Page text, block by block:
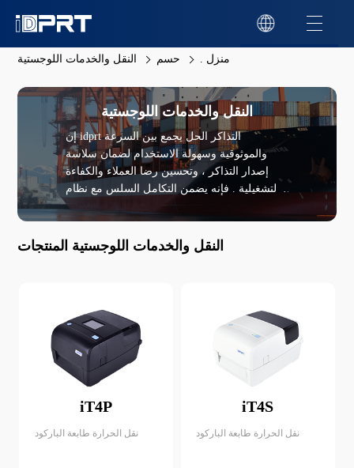
منزل . حسم النقل والخدمات اللوجستية
النقل والخدمات اللوجستية
إن idprt التذاكر الحل يجمع بين السرعة
والموثوقية وسهولة الاستخدام لضمان سلاسة
إصدار التذاكر ، وتحسين رضا العملاء والكفاءة
التشغيلية . فإنه يضمن التكامل السلس مع نظام
التذاكر الحالية ، ويدعم التشفير والطباعة لحماية
المعلومات الحساسة على التذاكر ، وبالتالي تعزيز
الأمن في بيئات عالية المخاطر .
النقل والخدمات اللوجستية المنتجات
iT4P
نقل الحرارة طابعة الباركود
iT4S
نقل الحرارة طابعة الباركود